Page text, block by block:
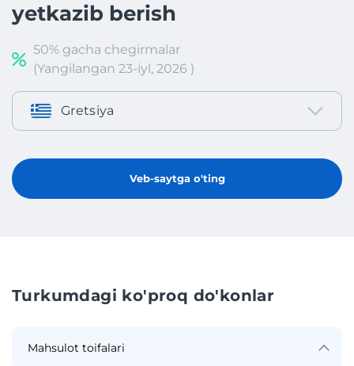
yetkazib berish
50% gacha chegirmalar
(Yangilangan 23-iyl, 2026 )
Gretsiya
Veb-saytga o'ting
Turkumdagi ko'proq do'konlar